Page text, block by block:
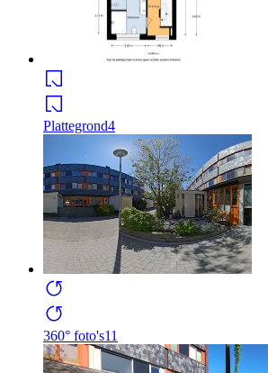
Plattegrond4
360° foto's11